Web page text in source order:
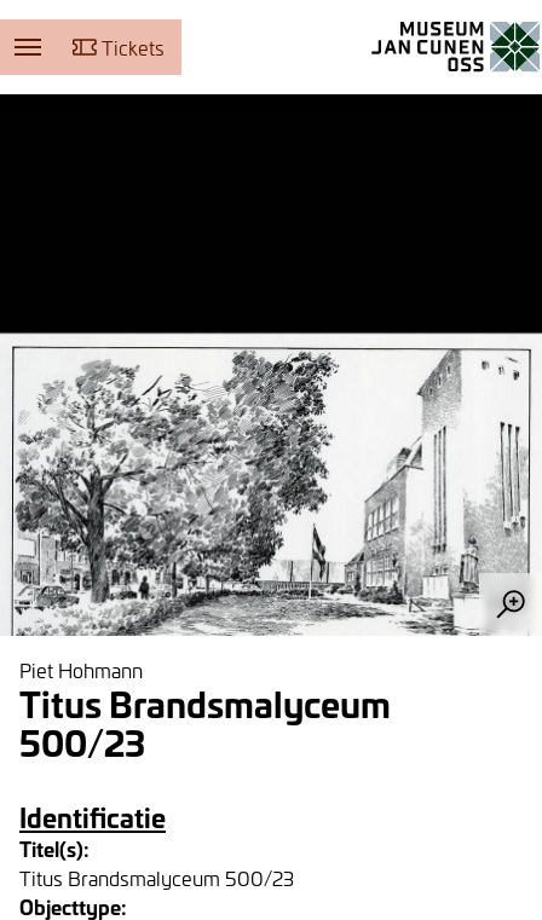
Tickets
Piet Hohmann
Titus Brandsmalyceum
500/23
Identificatie
Titel(s):
Titus Brandsmalyceum 500/23
Objecttype: